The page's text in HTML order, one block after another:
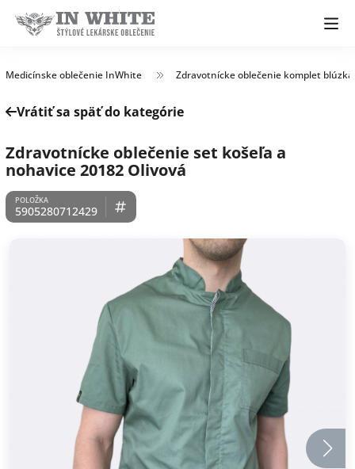
Medicínske oblečenie InWhite Zdravotnícke oblečenie komplet
Vrátiť sa späť do kategórie
Zdravotnícke oblečenie set košeľa a
nohavice 20182 Olivová
5905280712429